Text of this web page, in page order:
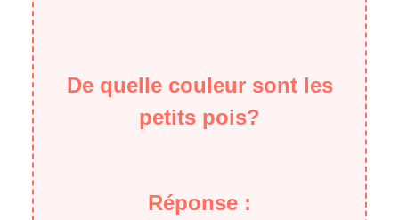
De quelle couleur sont les
petits pois?
Réponse :